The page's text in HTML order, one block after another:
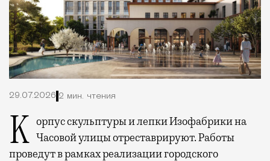
29.07.2026 2 мин. чтения
Корпус скульптуры и лепки Изофабрики на Часовой улицы отреставрируют. Работы
проведут в рамках реализации городского